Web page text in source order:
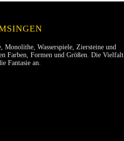
Wasserspiele, Ziersteine und
Farben, Formen und Größen. Die Vielfalt
Fantasie an.